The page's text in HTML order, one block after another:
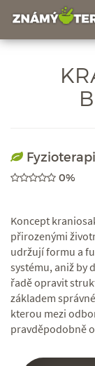
0%
Koncept
přirozenými
udržují formu a
systému, aniž by
řadě opravit
základem
kterou mezi
pravděpodobně